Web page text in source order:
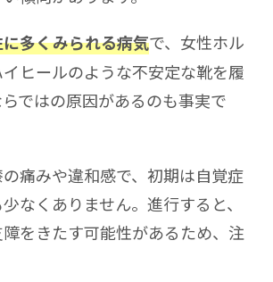
多くみられる病気で、女性ホル
ヒールのような不安定な靴を履
ではの原因があるのも事実で
痛みや違和感で、初期は自覚症
なくありません。進行すると、
をきたす可能性があるため、注